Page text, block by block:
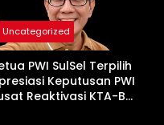
Uncategorized
PWI SulSel Terpilih
Keputusan PWI
Reaktivasi KTA-B